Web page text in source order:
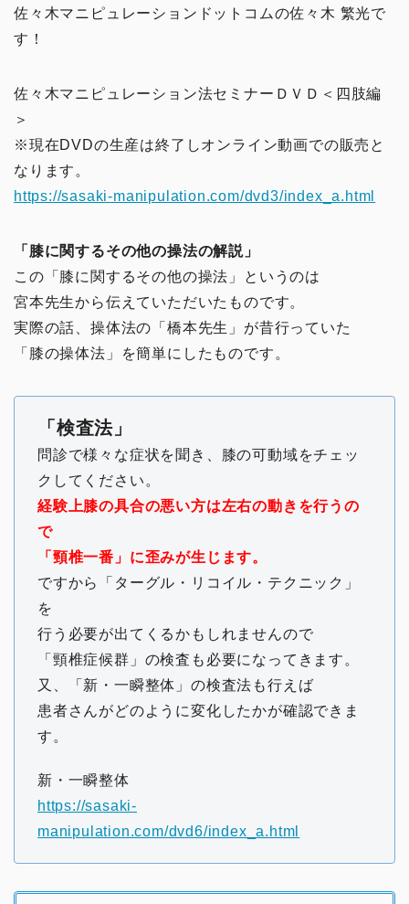
佐々木マニピュレーションドットコムの佐々木 繁光で
す！
佐々木マニピュレーション法セミナーＤＶＤ＜四肢編
＞
※現在DVDの生産は終了しオンライン動画での販売と
なります。
https://sasaki-manipulation.com/dvd3/index_a.html
「膝に関するその他の操法の解説」
この「膝に関するその他の操法」というのは
宮本先生から伝えていただいたものです。
実際の話、操体法の「橋本先生」が昔行っていた
「膝の操体法」を簡単にしたものです。
「検査法」
問診で様々な症状を聞き、膝の可動域をチェッ
クしてください。
経験上膝の具合の悪い方は左右の動きを行うの
で
「頸椎一番」に歪みが生じます。
ですから「ターグル・リコイル・テクニック」
を
行う必要が出てくるかもしれませんので
「頸椎症候群」の検査も必要になってきます。
又、「新・一瞬整体」の検査法も行えば
患者さんがどのように変化したかが確認できま
す。
新・一瞬整体
https://sasaki-
manipulation.com/dvd6/index_a.html